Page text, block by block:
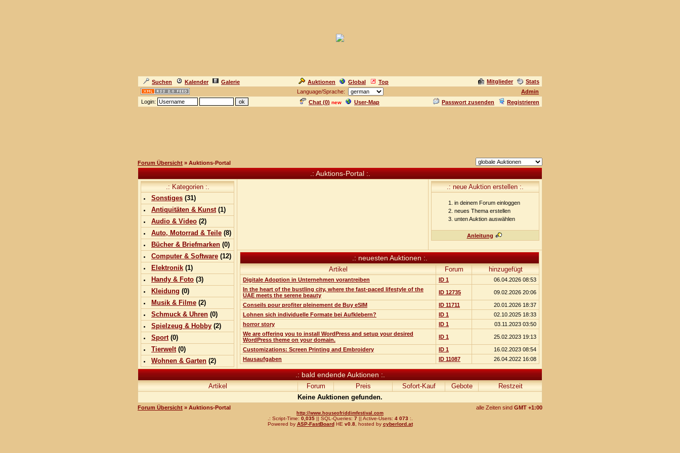
Suchen Kalender Galerie Auktionen Global Top Mitglieder
Stats
Language/Sprache:
Admin
Login:
Chat (0) new User-Map Passwort zusenden Registrieren
Forum Übersicht » Auktions-Portal
.: Auktions-Portal :.
.: Kategorien :.
Sonstiges (31)
Antiquitäten & Kunst(1)
Audio & Video (2)
Auto, Motorrad & Teile (8)
Bücher & Briefmarken (0)
Computer & Software (12)
Elektronik (1)
Handy & Foto (3)
Kleidung (0)
Musik & Filme (2)
Schmuck & Uhren (0)
Spielzeug & Hobby (2)
Sport(0)
Tierwelt(0)
Wohnen & Garten (2)
.: neue Auktion erstellen :.
in deinem Forum einloggen
neues Thema erstellen
unten Auktion auswählen
Anleitung
.: neuesten Auktionen :.
Artikel Forum hinzugefügt
Digitale Adoption in Unternehmen vorantreiben ID 1
06.04.2026 08:53
In the heart of the bustling city, where the fast-paced lifestyle of the
UAE meets the serene beauty
ID 12735 09.02.2026 20:06
Conseils pour profiter pleinement de Buy eSIM ID 11711
20.01.2026 18:37
Lohnen sich individuelle Formate bei Aufklebern?
ID 1
02.10.2025 18:33
horror story
ID 1
03.11.2023 03:50
We are offering you to install WordPress and setup your desired
WordPress theme on your domain.
ID 1 25.02.2023 19:13
Customizations: Screen Printing and Embroidery ID 1
16.02.2023 08:54
Hausaufgaben
ID 11087 26.04.2022 16:08
.: bald endende Auktionen :.
Artikel Forum Preis Sofort-Kauf Gebote
Restzeit
Keine Auktionen gefunden.
Forum Übersicht » Auktions-Portal alle Zeiten sind GMT +1:00
http://www.houseofriddimfestival.com
.: Script-Time: 0,035|| SQL-Queries: 7|| Active-Users: 4 073 :.
Powered by ASP-FastBoardHE v0.8, hosted by cyberlord.at